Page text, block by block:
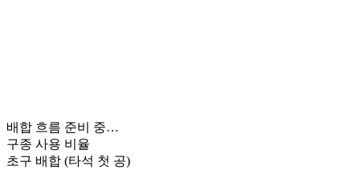
배합 흐름 준비 중…
구종 사용 비율
초구 배합 (타석 첫 공)